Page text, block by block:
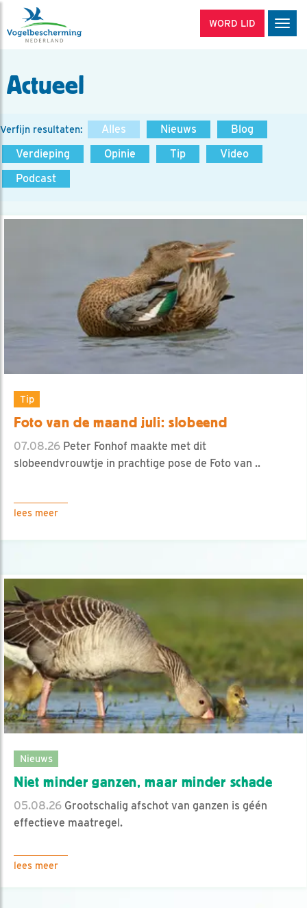
WORD LID
Actueel
Verfijn resultaten: Alles Nieuws
Blog
Verdieping
Opinie Tip
Video
Podcast
Tip
Foto van de maand juli: slobeend
07.08.26 Peter Fonhof maakte met dit
slobeendvrouwtje in prachtige pose de Foto van ..
lees meer
Nieuws
Niet minder ganzen, maar minder schade
05.08.26 Grootschalig afschot van ganzen is géén
effectieve maatregel.
lees meer